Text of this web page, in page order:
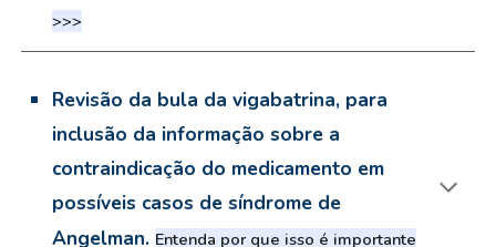
>>>
Revisão da bula da vigabatrina, para
inclusão da informação sobre a
contraindicação do medicamento em
possíveis casos de síndrome de
Angelman. Entenda por que isso é importante